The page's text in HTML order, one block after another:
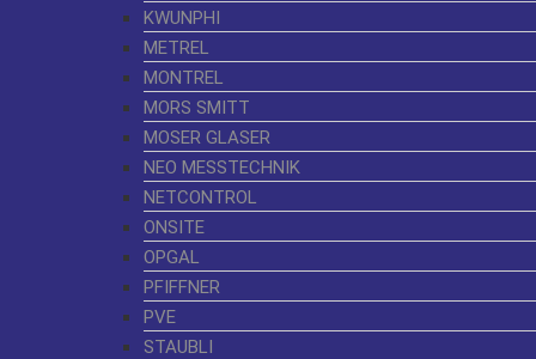
KWUNPHI
METREL
MONTREL
MORS SMITT
MOSER GLASER
NEO MESSTECHNIK
NETCONTROL
ONSITE
OPGAL
PFIFFNER
PVE
STAUBLI